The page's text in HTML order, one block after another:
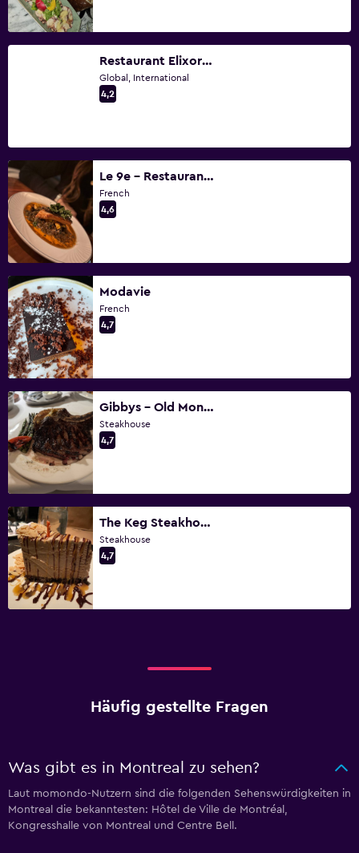
Restaurant Elixor-Laval
Global, International
4,2
Le 9e - Restaurant Ile de France
French
4,6
Modavie
French
4,7
Gibbys - Old Montreal
Steakhouse
4,7
The Keg Steakhouse + Bar - Place Ville-Marie
Steakhouse
4,7
Häufig gestellte Fragen
Was gibt es in Montreal zu sehen?
Laut momondo-Nutzern sind die folgenden Sehenswürdigkeiten in
Montreal die bekanntesten: Hôtel de Ville de Montréal,
Kongresshalle von Montreal und Centre Bell.